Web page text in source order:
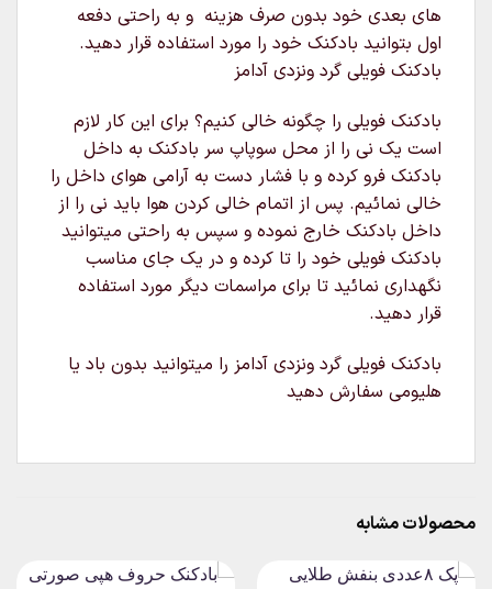
های بعدی خود بدون صرف هزینه و به راحتی دفعه
اول بتوانید بادکنک خود را مورد استفاده قرار دهید.
بادکنک فویلی گرد ونزدی آدامز
بادکنک فویلی را چگونه خالی کنیم؟ برای این کار لازم
است یک نی را از محل سوپاپ سر بادکنک به داخل
بادکنک فرو کرده و با فشار دست به آرامی هوای داخل را
خالی نمائیم. پس از اتمام خالی کردن هوا باید نی را از
داخل بادکنک خارج نموده و سپس به راحتی میتوانید
بادکنک فویلی خود را تا کرده و در یک جای مناسب
نگهداری نمائید تا برای مراسمات دیگر مورد استفاده
قرار دهید.
بادکنک فویلی گرد ونزدی آدامز را میتوانید بدون باد یا
هلیومی سفارش دهید
محصولات مشابه